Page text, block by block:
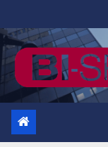
al
contenido